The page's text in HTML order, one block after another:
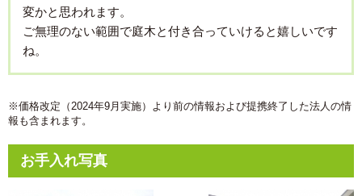
変かと思われます。
ご無理のない範囲で庭木と付き合っていけると嬉しいです
ね。
※価格改定（2024年9月実施）より前の情報および提携終了した法人の情
報も含まれます。
お手入れ写真